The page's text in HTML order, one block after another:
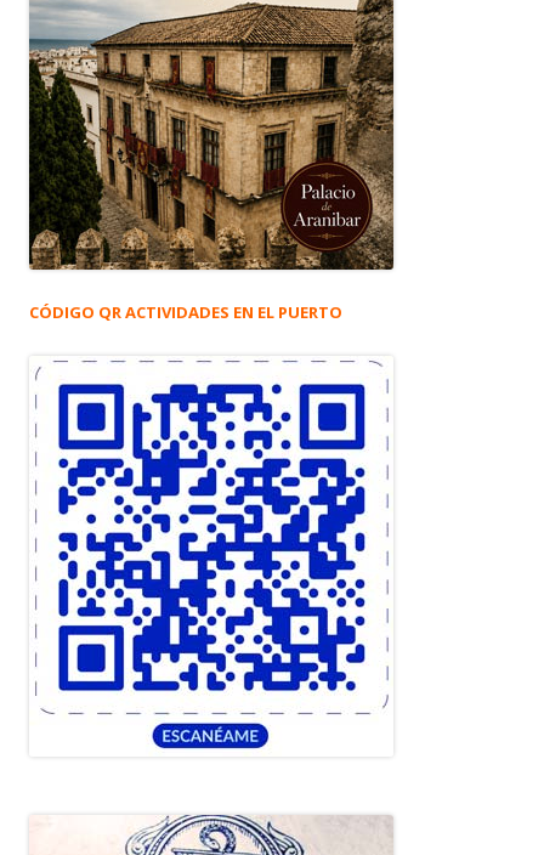
CÓDIGO QR ACTIVIDADES EN EL PUERTO